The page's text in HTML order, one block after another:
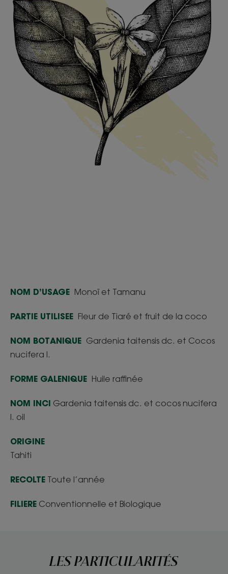
NOM D’USAGE Monoï et Tamanu
PARTIE UTILISEE Fleur de Tiaré et fruit de la coco
NOM BOTANIQUE Gardenia taitensis dc. et Cocos
nucifera l.
FORME GALENIQUE Huile raffinée
NOM INCI Gardenia taitensis dc. et cocos nucifera
l. oil
ORIGINE
Tahiti
RECOLTE Toute l’année
FILIERE Conventionnelle et Biologique
LES PARTICULARITÉS